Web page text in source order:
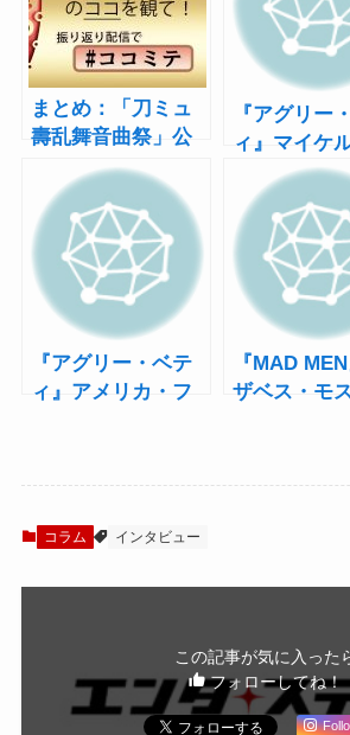
まとめ：「刀ミュ
壽乱舞音曲祭」公
演全日程振り返り
配信は23日まで！
皆さんの【#ココミ
テ】ガイド
『アグリー
ィ』マイケ
ーリー、ミ
カル『
Days』に出
定！
『アグリー・ベテ
ィ』アメリカ・フ
『MAD
ザベス・モ
コラム インタビュー
この記事が気に入った
フォローしてね！